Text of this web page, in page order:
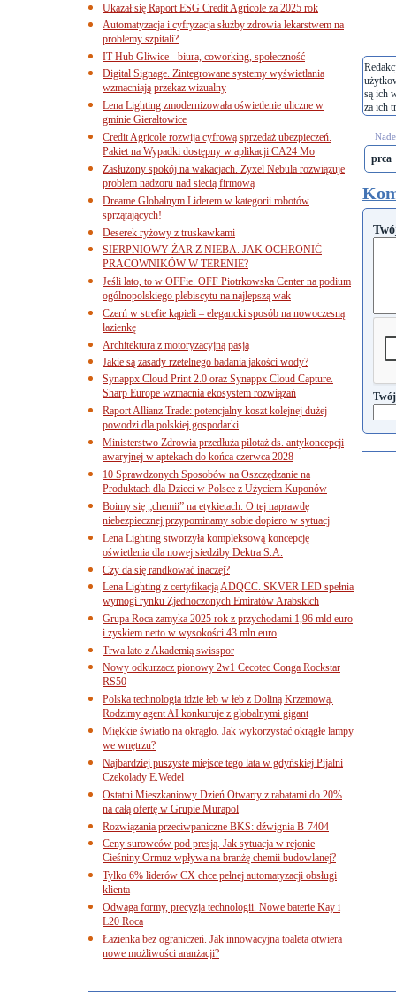
są ich
za ich
prca
Ukazał się Raport ESG Credit Agricole za 2025 rok
Automatyzacja i cyfryzacja służby zdrowia lekarstwem na
problemy szpitali?
IT Hub Gliwice - biura, coworking, społeczność
Digital Signage. Zintegrowane systemy wyświetlania
wzmacniają przekaz wizualny
Lena Lighting zmodernizowała oświetlenie uliczne w
gminie Gierałtowice
Credit Agricole rozwija cyfrową sprzedaż ubezpieczeń.
Pakiet na Wypadki dostępny w aplikacji CA24 Mo
Zasłużony spokój na wakacjach. Zyxel Nebula rozwiązuje
problem nadzoru nad siecią firmową
Dreame Globalnym Liderem w kategorii robotów
sprzątających!
Deserek ryżowy z truskawkami
SIERPNIOWY ŻAR Z NIEBA. JAK OCHRONIĆ
PRACOWNIKÓW W TERENIE?
Jeśli lato, to w OFFie. OFF Piotrkowska Center na podium
ogólnopolskiego plebiscytu na najlepszą wak
Czerń w strefie kąpieli – elegancki sposób na nowoczesną
łazienkę
Architektura z motoryzacyjną pasją
Jakie są zasady rzetelnego badania jakości wody?
Synappx Cloud Print 2.0 oraz Synappx Cloud Capture.
Sharp Europe wzmacnia ekosystem rozwiązań
Raport Allianz Trade: potencjalny koszt kolejnej dużej
powodzi dla polskiej gospodarki
Ministerstwo Zdrowia przedłuża pilotaż ds. antykoncepcji
awaryjnej w aptekach do końca czerwca 2028
10 Sprawdzonych Sposobów na Oszczędzanie na
Produktach dla Dzieci w Polsce z Użyciem Kuponów
Boimy się „chemii” na etykietach. O tej naprawdę
niebezpiecznej przypominamy sobie dopiero w sytuacj
Lena Lighting stworzyła kompleksową koncepcję
oświetlenia dla nowej siedziby Dektra S.A.
Czy da się randkować inaczej?
Lena Lighting z certyfikacją ADQCC. SKVER LED spełnia
wymogi rynku Zjednoczonych Emiratów Arabskich
Grupa Roca zamyka 2025 rok z przychodami 1,96 mld euro
i zyskiem netto w wysokości 43 mln euro
Trwa lato z Akademią swisspor
Nowy odkurzacz pionowy 2w1 Cecotec Conga Rockstar
RS50
Polska technologia idzie łeb w łeb z Doliną Krzemową.
Rodzimy agent AI konkuruje z globalnymi gigant
Miękkie światło na okrągło. Jak wykorzystać okrągłe lampy
we wnętrzu?
Najbardziej puszyste miejsce tego lata w gdyńskiej Pijalni
Czekolady E.Wedel
Ostatni Mieszkaniowy Dzień Otwarty z rabatami do 20%
na całą ofertę w Grupie Murapol
Rozwiązania przeciwpaniczne BKS: dźwignia B-7404
Ceny surowców pod presją. Jak sytuacja w rejonie
Cieśniny Ormuz wpływa na branżę chemii budowlanej?
Tylko 6% liderów CX chce pełnej automatyzacji obsługi
klienta
Odwaga formy, precyzja technologii. Nowe baterie Kay i
L20 Roca
Łazienka bez ograniczeń. Jak innowacyjna toaleta otwiera
nowe możliwości aranżacji?